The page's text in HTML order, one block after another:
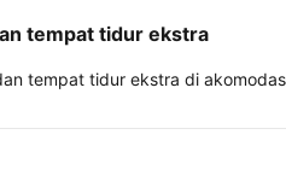
tempat tidur ekstra
tempat tidur ekstra di